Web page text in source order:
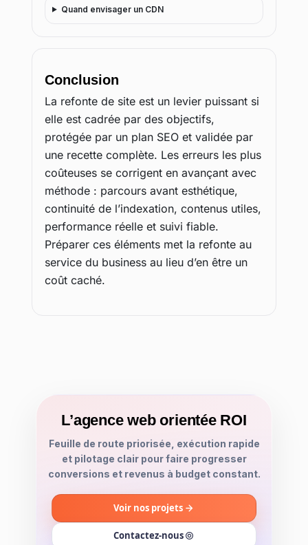
Quand envisager un CDN
Conclusion
La refonte de site est un levier puissant si
elle est cadrée par des objectifs,
protégée par un plan SEO et validée par
une recette complète. Les erreurs les plus
coûteuses se corrigent en avançant avec
méthode : parcours avant esthétique,
continuité de l’indexation, contenus utiles,
performance réelle et suivi fiable.
Préparer ces éléments met la refonte au
service du business au lieu d’en être un
coût caché.
L’agence web orientée ROI
Feuille de route priorisée, exécution rapide
et pilotage clair pour faire progresser
conversions et revenus à budget constant.
Voir nos projets
Contactez-nous